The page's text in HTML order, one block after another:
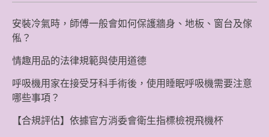
安裝冷氣時，師傅一般會如何保護牆身、地板、窗台及傢
俬？
情趣用品的法律規範與使用道德
呼吸機用家在接受牙科手術後，使用睡眠呼吸機需要注意
哪些事項？
【合規評估】依據官方消委會衛生指標檢視飛機杯